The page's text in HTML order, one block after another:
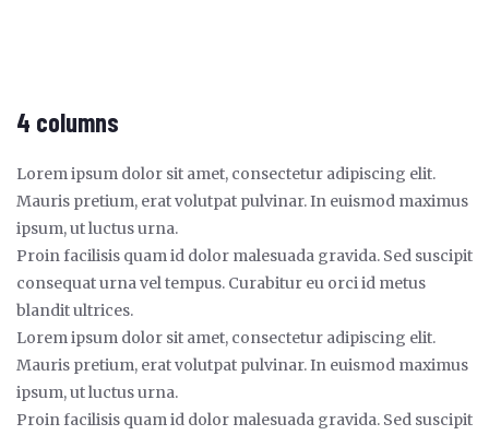
4 columns
Lorem ipsum dolor sit amet, consectetur adipiscing elit.
Mauris pretium, erat volutpat pulvinar. In euismod maximus
ipsum, ut luctus urna.
Proin facilisis quam id dolor malesuada gravida. Sed suscipit
consequat urna vel tempus. Curabitur eu orci id metus
blandit ultrices.
Lorem ipsum dolor sit amet, consectetur adipiscing elit.
Mauris pretium, erat volutpat pulvinar. In euismod maximus
ipsum, ut luctus urna.
Proin facilisis quam id dolor malesuada gravida. Sed suscipit